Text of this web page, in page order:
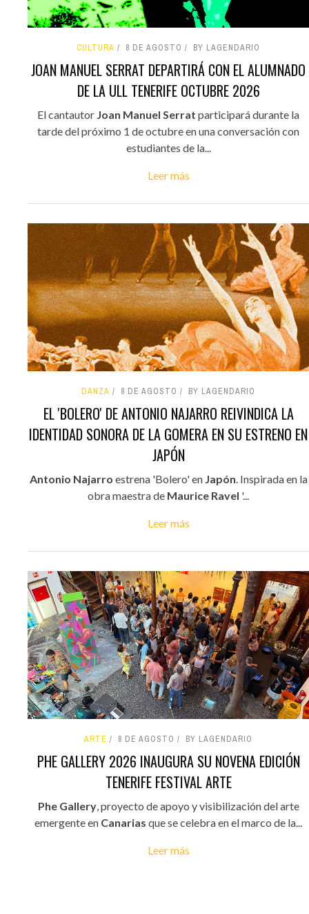
CULTURA 8 DE AGOSTO BY LAGENDARIO
JOAN MANUEL SERRAT DEPARTIRÁ CON EL ALUMNADO
DE LA ULL TENERIFE OCTUBRE 2026
El cantautor Joan Manuel Serrat participará durante la
tarde del próximo 1 de octubre en una conversación con
estudiantes de la...
Leer más
DANZA 8 DE AGOSTO BY LAGENDARIO
EL 'BOLERO' DE ANTONIO NAJARRO REIVINDICA LA
IDENTIDAD SONORA DE LA GOMERA EN SU ESTRENO EN
JAPÓN
Antonio Najarro estrena 'Bolero' en Japón. Inspirada en la
obra maestra de Maurice Ravel '...
Leer más
ARTE 8 DE AGOSTO BY LAGENDARIO
PHE GALLERY 2026 INAUGURA SU NOVENA EDICIÓN
TENERIFE FESTIVAL ARTE
Phe Gallery, proyecto de apoyo y visibilización del arte
emergente en Canarias que se celebra en el marco de la...
Leer más